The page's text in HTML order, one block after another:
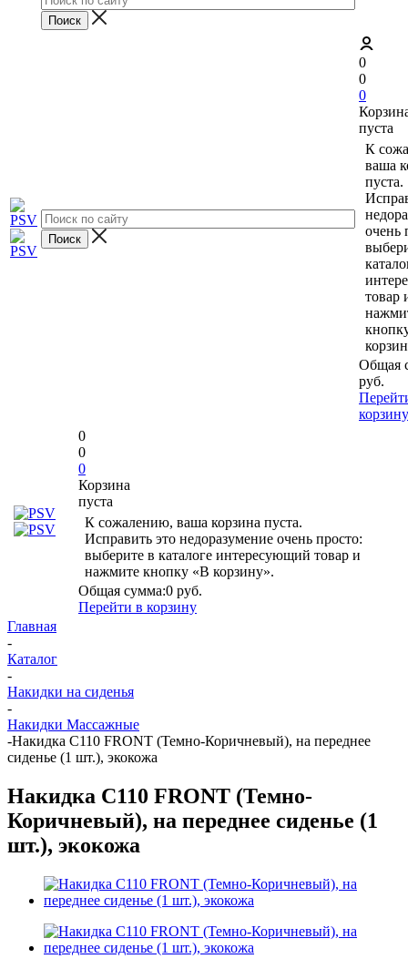
0
0
0
пуста
К
ваша
пуста.
очень
товар
Общая
руб.
корзину
0
0
0
Корзина
пуста
К сожалению, ваша корзина пуста.
Исправить это недоразумение очень просто:
выберите в каталоге интересующий товар и
нажмите кнопку «В корзину».
Общая сумма:0 руб.
Перейти в корзину
Главная
-
Каталог
-
Накидки на сиденья
-
Накидки Массажные
-Накидка C110 FRONT (Темно-Коричневый), на переднее
сиденье (1 шт.), экокожа
Накидка C110 FRONT (Темно-
Коричневый), на переднее сиденье (1
шт.), экокожа